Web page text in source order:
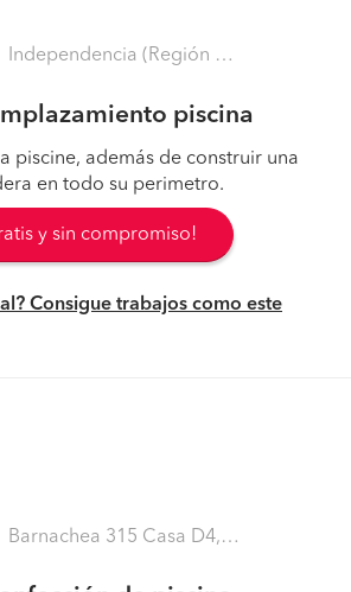
Independencia (Región Metropolitana - Santiago)
piscina
piscine, además de construir una
en todo su perimetro.
y sin compromiso!
Consigue trabajos como este
Barnachea 315 Casa D4, Independencia (Región Metropolitana - Santiago)